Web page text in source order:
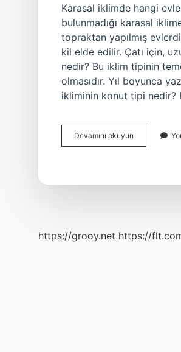
Karasal iklimde hangi
bulunmadığı karasal
topraktan yapılmış
kil elde edilir. Çatı için,
nedir? Bu iklim tipinin
olmasıdır. Yıl boyunca
ikliminin konut tipi nedir?
Devamını okuyun
Iklimin
https://grooy.net https://